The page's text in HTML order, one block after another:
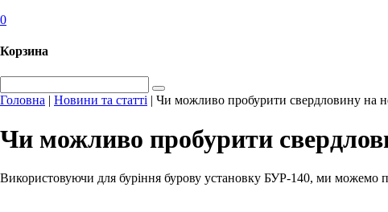
0
Корзина
Головна | Новини та статті | Чи можливо пробурити свердловину на
Чи можливо пробурити
Використовуючи для буріння бурову установку БУР-140, ми можемо